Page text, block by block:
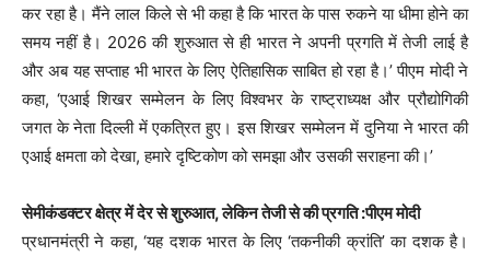
कर रहा है। मैंने लाल किले से भी कहा है कि भारत के पास रुकने या धीमा होने का
समय नहीं है। 2026 की शुरुआत से ही भारत ने अपनी प्रगति में तेजी लाई है
और अब यह सप्ताह भी भारत के लिए ऐतिहासिक साबित हो रहा है।’ पीएम मोदी ने
कहा, ‘एआई शिखर सम्मेलन के लिए विश्वभर के राष्ट्राध्यक्ष और प्रौद्योगिकी
जगत के नेता दिल्ली में एकत्रित हुए। इस शिखर सम्मेलन में दुनिया ने भारत की
एआई क्षमता को देखा, हमारे दृष्टिकोण को समझा और उसकी सराहना की।’
सेमीकंडक्टर क्षेत्र में देर से शुरुआत, लेकिन तेजी से की प्रगति :पीएम मोदी
प्रधानमंत्री ने कहा, ‘यह दशक भारत के लिए ‘तकनीकी क्रांति’ का दशक है।